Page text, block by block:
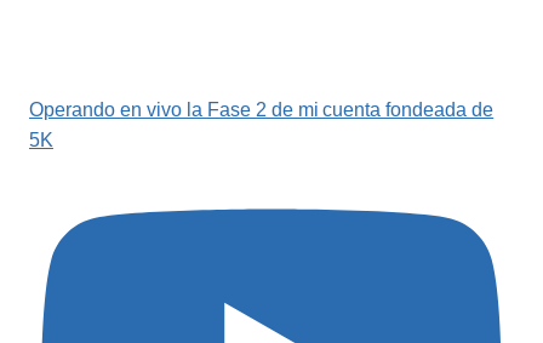
Operando en vivo la Fase 2 de mi cuenta fondeada de
5K